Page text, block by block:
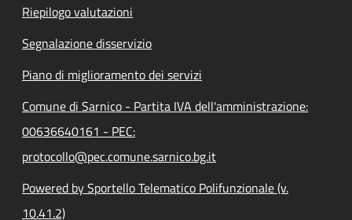
Riepilogo valutazioni
Segnalazione disservizio
Piano di miglioramento dei servizi
Comune di Sarnico - Partita IVA dell'amministrazione:
00636640161 - PEC:
protocollo@pec.comune.sarnico.bg.it
Powered by Sportello Telematico Polifunzionale (v.
10.41.2)